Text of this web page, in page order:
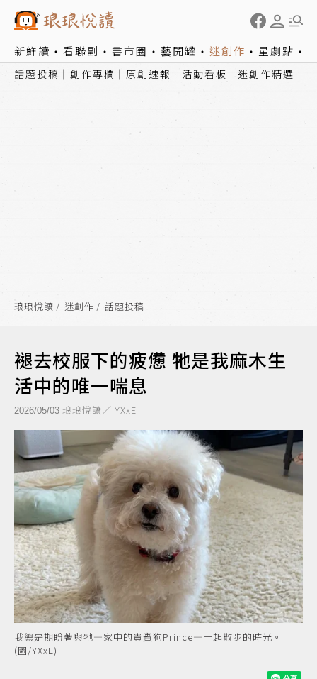
新鮮讀 看聯副 書市圈 藝開罐 迷創作 星劇點
話題投稿 創作專欄 原創速報 活動看板 迷創作精選
琅琅悅讀 迷創作 話題投稿
褪去校服下的疲憊 牠是我麻木生
活中的唯一喘息
2026/05/03 琅琅悅讀／ YXxE
我總是期盼著與牠—家中的貴賓狗Prince—一起散步的時光。
(圖/YXxE)